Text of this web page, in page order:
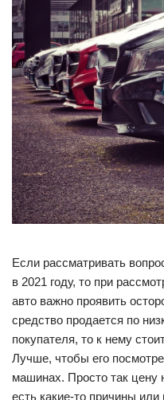
Если рассматривать
в 2021 году, то при
авто важно проявить
средство продается по
покупателя, то к нему
Лучше, чтобы его
машинах. Просто так цену
есть какие-то причины